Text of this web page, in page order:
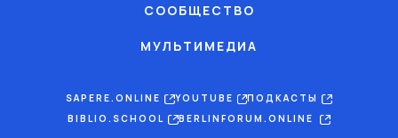
СООБЩЕСТВО
МУЛЬТИМЕДИА
SAPERE.ONLINE YOUTUBE
ПОДКАСТЫ
BIBLIO.SCHOOL
BERLINFORUM.ONLINE